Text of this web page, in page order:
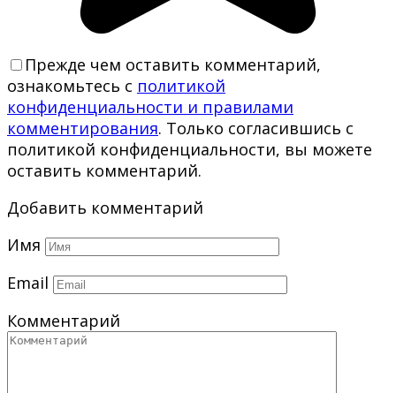
Прежде чем оставить комментарий,
ознакомьтесь с политикой
конфиденциальности и правилами
комментирования. Только согласившись с
политикой конфиденциальности, вы можете
оставить комментарий.
Добавить комментарий
Имя
Email
Комментарий